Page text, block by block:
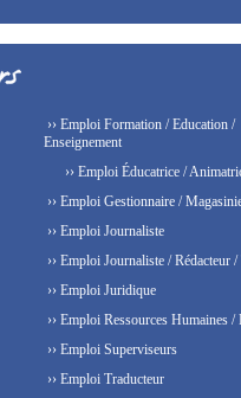
›› Emploi Formation / Education /
Enseignement
›› Emploi Éducatrice /
›› Emploi Gestionnaire /
›› Emploi Journaliste
›› Emploi Journaliste / Rédacteur
›› Emploi Juridique
›› Emploi Ressources Humaines /
›› Emploi Superviseurs
›› Emploi Traducteur